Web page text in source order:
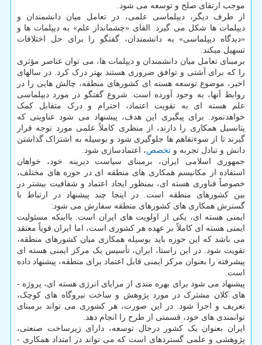
موجب ارتقای صلح و توسعه می ­شود.
از طرف دیگر، دیپلماسی علمی، در تعامل میان دانشمندان و
دیپلمات­ ها شکل می­ گیرد. القای «چشم­انداز علم» به دیپلمات­ ها و
«دیدگاه دیپلماسی» به دانشمندان، گفتگو را برای حل اختلافات
تسهیل می­کند.
برمبنای تعامل میان دانشمندان و دیپلمات ­ها، می­ توان عناصر مؤثری
را که برای آشتی و توافق ضروری هستند بهتر درک کرد. در سالهای
اخیر، موضوع توسعه هسته ای کشورهای منطقه، چالش هایی را در
روابط آنها، به وجود آورده است. شروع گفتگو در مورد دیپلماسی
علم هسته ­ای به تقویت اعتماد، احترام و درک متقابل کمک
خواهدنمود. برای پیگیری این هدف، پیشنهاد می شود عناوینی که
پتانسیل همکاری را دارند، از منظری کاملاً علمی مورد توجه قرار
گیرند تا از سوء­تفاهم ­ها جلوگیری شود و بوسیله به اشتراک گذاشتن
دانش و تبادل تجربه و تخصص، اعتمادسازی شود.
جمهوری اسلامی ایران، برمبنای سیاست دیرینه خود، خواهان
استفاده از مکانیسم همکاری ­های منطقه ­ای در حوزه ­های مختلف،
خصوصاً فناوری هسته ­ای، بمنظور ایجاد اعتماد و شفافیت بیشتر در
بین کشورهای منطقه است. در اینجا چند پیشنهاد در ارتباط با
گسترش همکاری­ های کشورهای منطقه سفارش می ­شود:
ایمنی هسته ­ای، یکی از اولویت ­های ایران است. بااینکه مسئولیت
ایمنی هسته ­ای کاملاً بر عهده هر کشوری است، اما ایران قویاً معتقد
می باشد که این حوزه باید بوسیله همکاری میان کشورهای منطقه،
تقویت شود. در این راستا، ایران، تأسیس یک مرکز ایمنی هسته ­ای
پیشرفته را بعنوان مرکز ایمنی قابل اعتماد برای منطقه، پیشنهاد داده
است.
پیشنهاد می­ شود برای بهره ­مندی از مزایای انرژی هسته­ ای، پروژه ­
های کلان مشترک در مورد پژوهش و ساخت نیروگاه­ های کوچک،
تعریف و اجرا شود. در این صورت، هر کشوری می ­تواند برمبنای
توانمندی ­های خود، قسمتی از طرح را انجام دهد.
ایران بعنوان یک کشور درحال توسعه، دارای زیرساخت صنعتی،
پژوهشی و علمی گسترده­ای است که می­ تواند در امتداد همکاری ­